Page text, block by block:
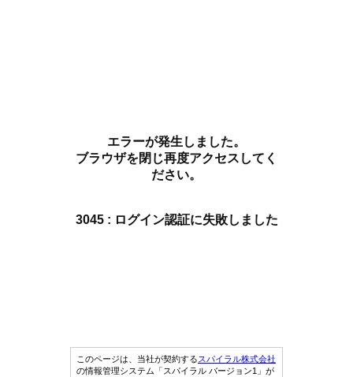
エラーが発生しました。
ブラウザを閉じ再度アクセスしてく
ださい。
3045 : ログイン認証に失敗しました
このページは、当社が契約するスパイラル株式会社
の情報管理システム「スパイラル バージョン1」が